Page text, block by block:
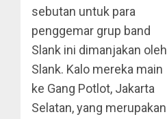
sebutan untuk para
penggemar grup band
Slank ini dimanjakan oleh
Slank. Kalo mereka main
ke Gang Potlot, Jakarta
Selatan, yang merupakan